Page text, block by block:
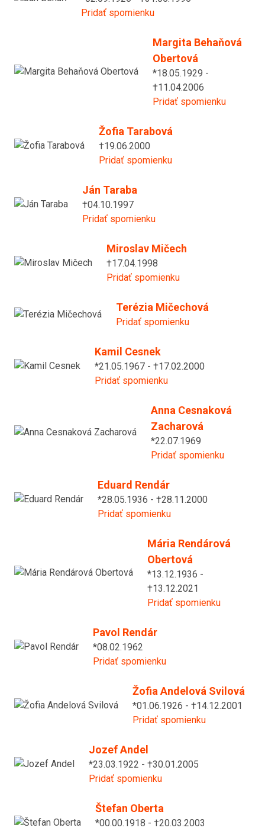
Pridať spomienku
Margita Behaňová
Obertová
*18.05.1929 -
†11.04.2006
Pridať spomienku
Žofia Tarabová
†19.06.2000
Pridať spomienku
Ján Taraba
†04.10.1997
Pridať spomienku
Miroslav Mičech
†17.04.1998
Pridať spomienku
Terézia Mičechová
Pridať spomienku
Kamil Cesnek
*21.05.1967 - †17.02.2000
Pridať spomienku
Anna Cesnaková
Zacharová
*22.07.1969
Pridať spomienku
Eduard Rendár
*28.05.1936 - †28.11.2000
Pridať spomienku
Mária Rendárová
Obertová
*13.12.1936 -
†13.12.2021
Pridať spomienku
Pavol Rendár
*08.02.1962
Pridať spomienku
Žofia Andelová Svilová
*01.06.1926 - †14.12.2001
Pridať spomienku
Jozef Andel
*23.03.1922 - †30.01.2005
Pridať spomienku
Štefan Oberta
*00.00.1918 - †20.03.2003